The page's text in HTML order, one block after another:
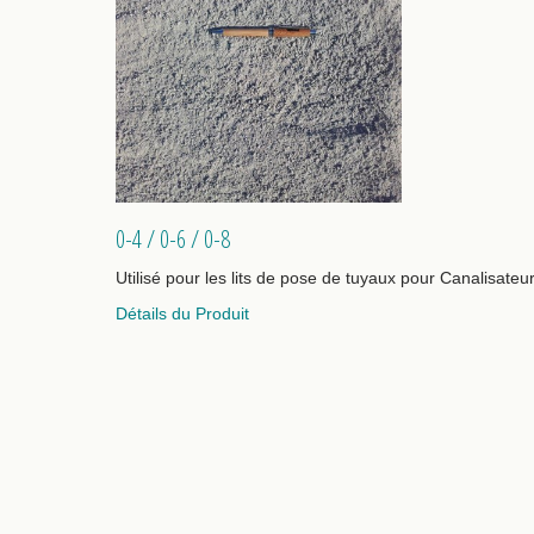
0-4 / 0-6 / 0-8
Utilisé pour les lits de pose de tuyaux pour
Détails du Produit